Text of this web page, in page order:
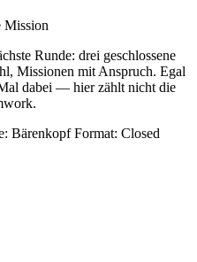
Mission
Runde: drei geschlossene
Missionen mit Anspruch. Egal
dabei — hier zählt nicht die
Bärenkopf Format: Closed